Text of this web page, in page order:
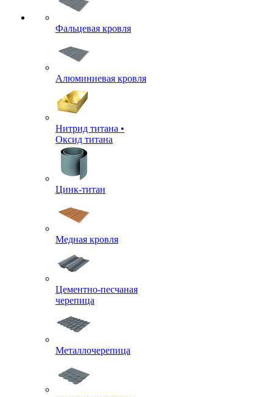
Фальцевая кровля
Алюминиевая кровля
Нитрид титана •
Оксид титана
Цинк-титан
Медная кровля
Цементно-песчаная
черепица
Металлочерепица